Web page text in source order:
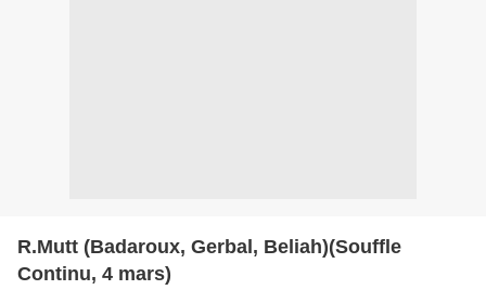
R.Mutt (Badaroux, Gerbal, Beliah)(Souffle
Continu, 4 mars)